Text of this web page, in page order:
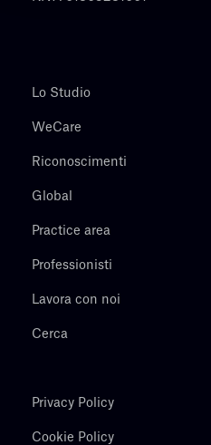
Lo Studio
WeCare
Riconoscimenti
Global
Practice area
Professionisti
Lavora con noi
Cerca
Privacy Policy
Cookie Policy